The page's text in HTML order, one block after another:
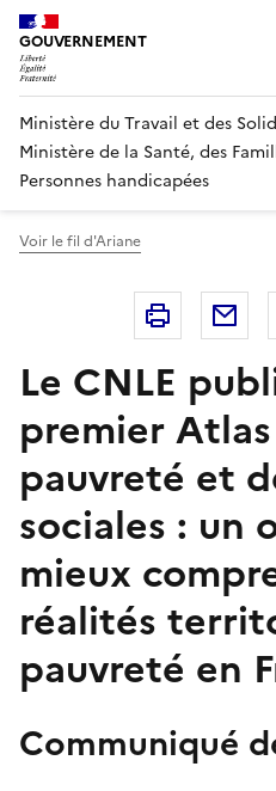
Panneau de gestion des cookies
GOUVERNEMENT
Ministère du Travail et des
Ministère de la Santé, des
Personnes handicapées
Voir le fil d'Ariane
Imprimer
Le CNLE
premier
pauvreté et
sociales : un
mieux
réalités
pauvreté en
Communiqué